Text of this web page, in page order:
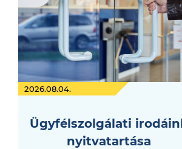
2026.08.04.
Ügyfélszolgálati
nyitvatartása